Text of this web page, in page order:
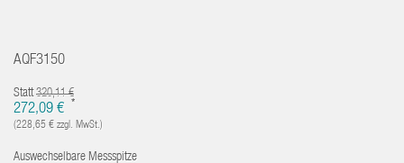
AQF3150
Statt320,11 €
272,09 € *
(228,65 € zzgl. MwSt.)
Auswechselbare Messspitze